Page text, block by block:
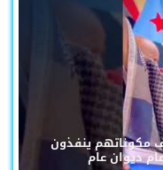
مكوناتهم ينفذون
ديوان عام